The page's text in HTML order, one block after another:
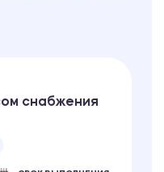
снабжения